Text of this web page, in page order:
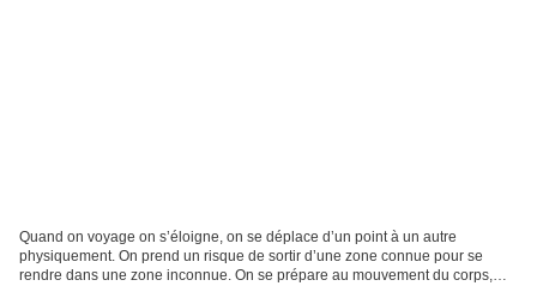
Quand on voyage on s’éloigne, on se déplace d’un point à un autre
physiquement. On prend un risque de sortir d’une zone connue pour se
rendre dans une zone inconnue. On se prépare au mouvement du corps,